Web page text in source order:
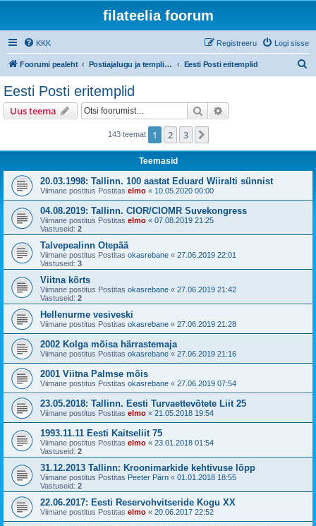
filateelia foorum
KKK Logi sisse
Registreeru
Foorumi pealeht Postiajalugu ja templijäljendite kogumine Eesti Posti eritemplid
Eesti Posti eritemplid
Uus teema Otsi
143 teemat 1 2 3
Teemasid
20.03.1998: Tallinn. 100 aastat Eduard Wiiralti sünnist
Viimane postitus Postitas elmo « 10.05.2020 00:00
04.08.2019: Tallinn. CIOR/CIOMR Suvekongress
Viimane postitus Postitas elmo « 07.08.2019 21:25
Vastuseid: 2
Talvepealinn Otepää
Viimane postitus Postitas okasrebane « 27.06.2019 22:01
Vastuseid: 3
Viitna kõrts
Viimane postitus Postitas okasrebane « 27.06.2019 21:42
Vastuseid: 2
Hellenurme vesiveski
Viimane postitus Postitas okasrebane « 27.06.2019 21:28
2002 Kolga mõisa härrastemaja
Viimane postitus Postitas okasrebane « 27.06.2019 21:16
2001 Viitna Palmse mõis
Viimane postitus Postitas okasrebane « 27.06.2019 07:54
23.05.2018: Tallinn. Eesti Turvaettevõtete Liit 25
Viimane postitus Postitas elmo « 21.05.2018 19:54
1993.11.11 Eesti Kaitseliit 75
Viimane postitus Postitas elmo « 23.01.2018 01:54
Vastuseid: 2
31.12.2013 Tallinn: Kroonimarkide kehtivuse lõpp
Viimane postitus Postitas Peeter Pärn « 01.01.2018 18:55
Vastuseid: 2
22.06.2017: Eesti Reservohvitseride Kogu XX
Viimane postitus Postitas elmo « 20.06.2017 22:52